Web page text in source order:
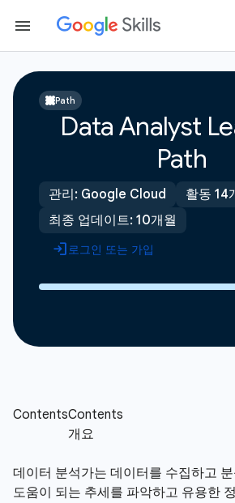
Path
Data Analyst
Path
관리: Google Cloud
활동 14
최종 업데이트: 10개월
로그인 또는 가입
데이터 분석가는 데이터를 수집하고
도움이 되는 추세를 파악하고 유용한